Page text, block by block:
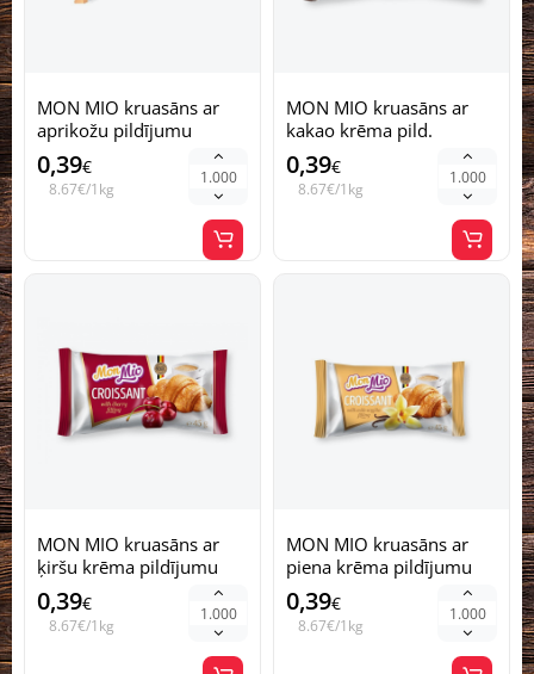
MON MIO kruasāns ar
aprikožu pildījumu
Ukraina 45g (1/24)
0,39€
8.67€/1kg
MON MIO kruasāns ar
kakao krēma pild.
Ukraina 45g (1/24)
0,39€
8.67€/1kg
MON MIO kruasāns ar
ķiršu krēma pildījumu
Ukraina 45g (1/24)
0,39€
8.67€/1kg
MON MIO kruasāns ar
piena krēma pildījumu
Ukraina 45g (1/24)
0,39€
8.67€/1kg